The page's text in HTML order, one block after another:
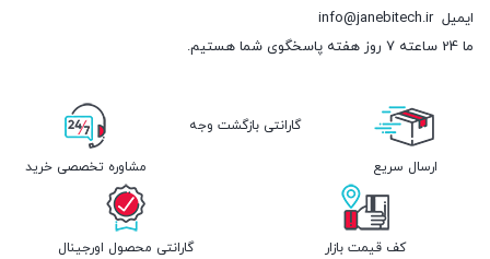
ایمیلinfo@janebitech.ir
ما 24 ساعته 7 روز هفته پاسخگوی شما هستیم.
ارسال سریع
گارانتی بازگشت وجه
مشاوره تخصصی خرید
کف قیمت بازار گارانتی محصول اورجینال